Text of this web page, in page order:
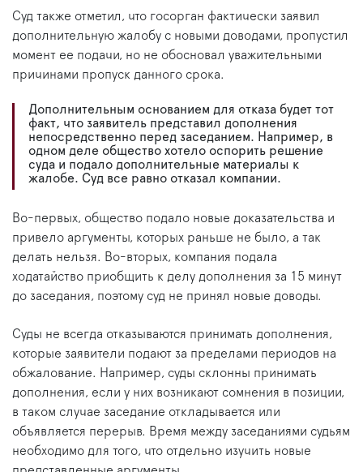
Суд также отметил, что госорган фактически заявил
дополнительную жалобу с новыми доводами, пропустил
момент ее подачи, но не обосновал уважительными
причинами пропуск данного срока.
Дополнительным основанием для отказа будет тот
факт, что заявитель представил дополнения
непосредственно перед заседанием. Например, в
одном деле общество хотело оспорить решение
суда и подало дополнительные материалы к
жалобе. Суд все равно отказал компании.
Во-первых, общество подало новые доказательства и
привело аргументы, которых раньше не было, а так
делать нельзя. Во-вторых, компания подала
ходатайство приобщить к делу дополнения за 15 минут
до заседания, поэтому суд не принял новые доводы.
Суды не всегда отказываются принимать дополнения,
которые заявители подают за пределами периодов на
обжалование. Например, суды склонны принимать
дополнения, если у них возникают сомнения в позиции,
в таком случае заседание откладывается или
объявляется перерыв. Время между заседаниями судьям
необходимо для того, что отдельно изучить новые